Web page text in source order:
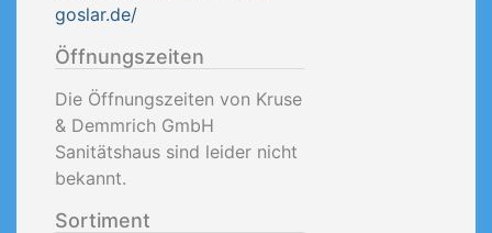
goslar.de/
Öffnungszeiten
Die Öffnungszeiten von Kruse
& Demmrich GmbH
Sanitätshaus sind leider nicht
bekannt.
Sortiment